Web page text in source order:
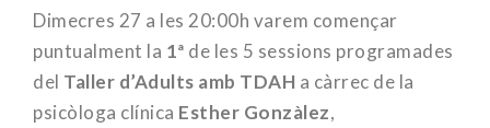
Dimecres 27 a les 20:00h varem començar
puntualment la 1ª de les 5 sessions programades
del Taller d’Adults amb TDAH a càrrec de la
psicòloga clínica Esther Gonzàlez,